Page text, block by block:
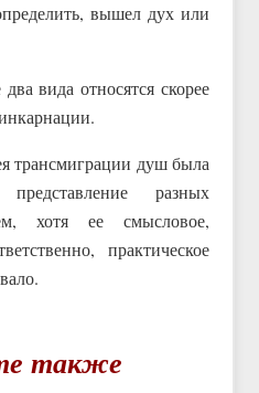
вышел дух или
вида относятся скорее
трансмиграции душ была
разных
хотя ее смысловое,
практическое
также